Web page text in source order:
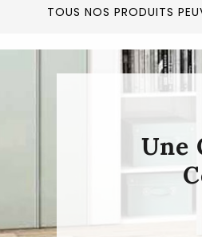
TOUS NOS PRODUITS
Une